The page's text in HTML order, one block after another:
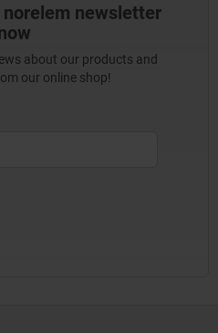
newsletter
about our products and
our online shop!